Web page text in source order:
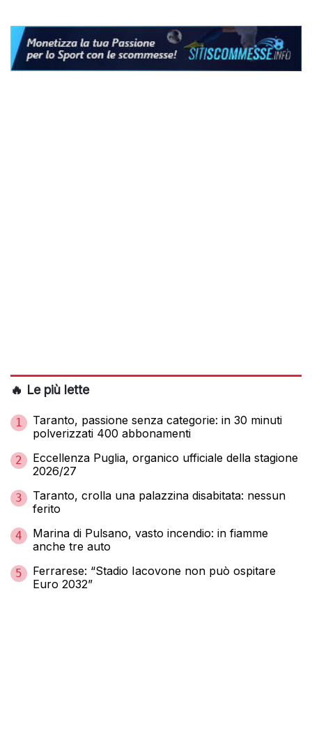
🔥 Le più lette
1
Taranto, passione senza categorie: in 30 minuti
polverizzati 400 abbonamenti
2
Eccellenza Puglia, organico ufficiale della stagione
2026/27
3
Taranto, crolla una palazzina disabitata: nessun
ferito
4
Marina di Pulsano, vasto incendio: in fiamme
anche tre auto
5
Ferrarese: “Stadio Iacovone non può ospitare
Euro 2032”